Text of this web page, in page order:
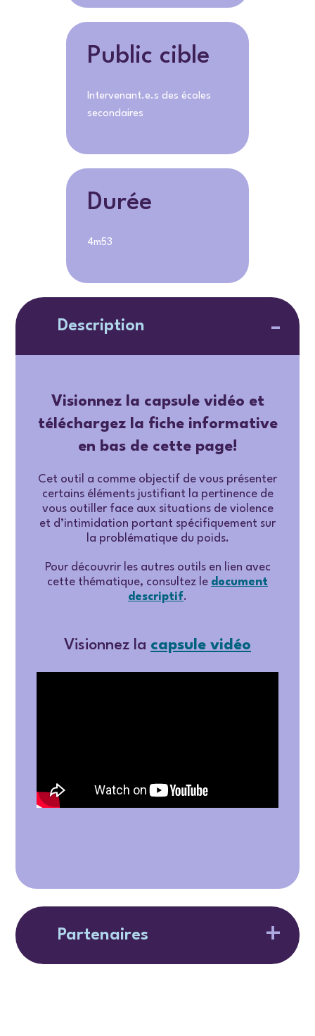
Public cible
Intervenant.e.s des écoles
secondaires
Durée
4m53
Description
Visionnez la capsule vidéo et
téléchargez la fiche informative
en bas de cette page!
Cet outil a comme objectif de vous présenter
certains éléments justifiant la pertinence de
vous outiller face aux situations de violence
et d’intimidation portant spécifiquement sur
la problématique du poids.
Pour découvrir les autres outils en lien avec
cette thématique, consultez le document
descriptif.
Visionnez la capsule vidéo
Partenaires